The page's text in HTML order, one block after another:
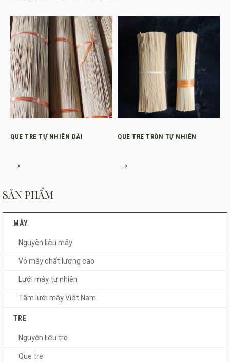
QUE TRE TỰ NHIÊN DÀI
→
QUE TRE TRÒN TỰ NHIÊN
→
SẢN PHẨM
MÂY
Nguyên liệu mây
Vỏ mây chất lượng cao
Lưới mây tự nhiên
Tấm lưới mây Việt Nam
TRE
Nguyên liệu tre
Que tre